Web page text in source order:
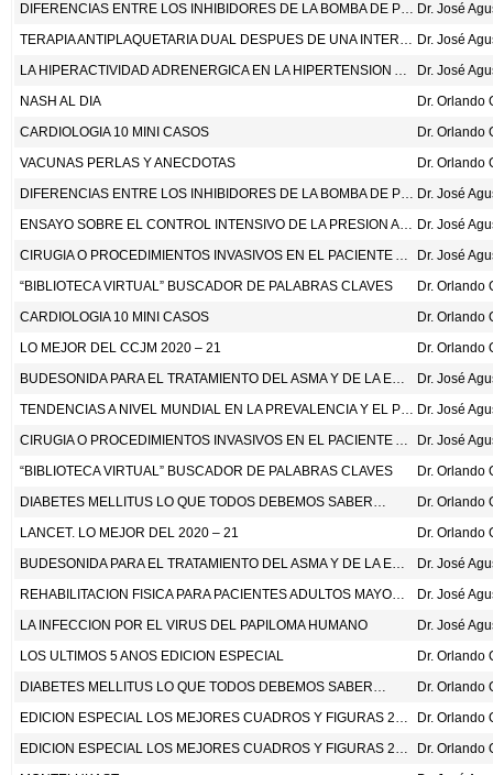
DIFERENCIAS ENTRE LOS INHIBIDORES DE LA BOMBA DE PROTONES Dr. José
TERAPIA ANTIPLAQUETARIA DUAL DESPUES DE UNA INTERVENCION CORONARIA PERCUTANEA, EN LOS PACIENTES CON RIESGO ALTO DE SANGRADO. N ENG J MED 2021;385:1643-55. Dr. José
LA HIPERACTIVIDAD ADRENERGICA EN LA HIPERTENSION ARTERIAL PRIMARIA
Dr. José
NASH AL DIA
CARDIOLOGIA 10 MINI CASOS
VACUNAS PERLAS Y ANECDOTAS
DIFERENCIAS ENTRE LOS INHIBIDORES DE LA BOMBA DE PROTONES Dr. José
ENSAYO SOBRE EL CONTROL INTENSIVO DE LA PRESION ARTERIAL EN LOS ADULTOS MAYORES CON HIPERTENSION. N ENG J MED 2021;385:1268-79. Dr. José
CIRUGIA O PROCEDIMIENTOS INVASIVOS EN EL PACIENTE ANTICOAGULADO CON WARFARINA
Dr. José
“BIBLIOTECA VIRTUAL” BUSCADOR DE PALABRAS CLAVES
CARDIOLOGIA 10 MINI CASOS
LO MEJOR DEL CCJM 2020 – 21
BUDESONIDA PARA EL TRATAMIENTO DEL ASMA Y DE LA ENFERMEDAD PULMONAR OBSTRUCTIVA CRONICA
Dr. José
TENDENCIAS A NIVEL MUNDIAL EN LA PREVALENCIA Y EL PROGRESO EN EL CONTROL Y EL TRATAMIENTO DE LA HIPERTENSION ENTRE 1990 Y 2019: UN ANALISIS AGRUPADO DE 1201 ESTUDIOS REPRESENTATIVOS DE LA POBLACION CON 104 MILLONES DE PARTICIPANTES. HTTPS://WWW.THELANCET.COM/ACTION/SHOWPDFUPII=S0140-6736%2821%2901330-1 Dr. José
CIRUGIA O PROCEDIMIENTOS INVASIVOS EN EL PACIENTE ANTICOAGULADO CON WARFARINA
Dr. José
“BIBLIOTECA VIRTUAL” BUSCADOR DE PALABRAS CLAVES
DIABETES MELLITUS LO QUE TODOS DEBEMOS SABER…
LANCET. LO MEJOR DEL 2020 – 21
BUDESONIDA PARA EL TRATAMIENTO DEL ASMA Y DE LA ENFERMEDAD PULMONAR OBSTRUCTIVA CRONICA
Dr. José
REHABILITACION FISICA PARA PACIENTES ADULTOS MAYORES HOSPITALIZADOS POR FALLA CARDIACA. KITZMAN DW, WHELLAN DJ, DUNCAN P, ET AL
Dr. José
LA INFECCION POR EL VIRUS DEL PAPILOMA HUMANO
Dr. José
LOS ULTIMOS 5 ANOS EDICION ESPECIAL
DIABETES MELLITUS LO QUE TODOS DEBEMOS SABER…
EDICION ESPECIAL LOS MEJORES CUADROS Y FIGURAS 2016 – 2021 CARDIOLOGIA ENDOCRINOLOGIA GASTROENTEROLOGIA HEPATOLOGIA
EDICION ESPECIAL LOS MEJORES CUADROS Y FIGURAS 2016 – 2021 HEMATOLOGIA INFECTOLOGIA NEFROLOGIA NEUMOLOGIA MEDICINA CRITICA NEUROLOGIA